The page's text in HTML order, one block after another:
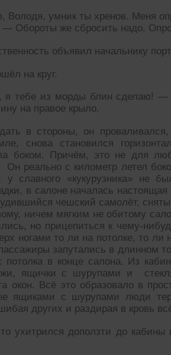
умник ты хренов. Меня
— Обороты же сбросить надо.
объявил начальнику
на круг.
тебе из морды блин сделаю! —
на правое крыло.
в стороны, он
снова становился
боком. Причём, это не для
реально с километр летел
у славного «кукурузника»
в салоне началась
чешский самолёт,
ничем мягким не обитому
но прицепиться к чему-
ногами то ли на потолке, то
запутались в длинном
потолка в конце салона. Из
ящички с шурупами и
окон. Всё это образовало в
ящиками с шурупами люди
других и раздирая в кровь
ухитрился доползти до